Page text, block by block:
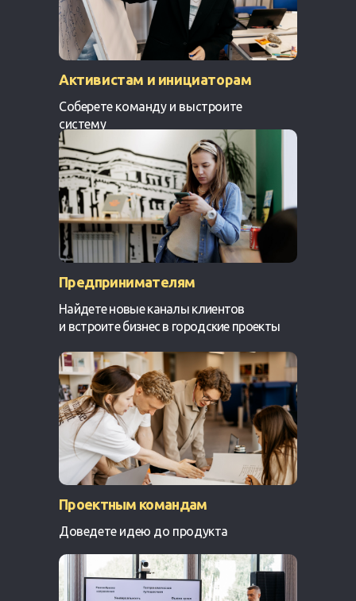
Найдете новые каналы клиентов
и встроите бизнес в городские проекты
Предпринимателям
Соберете команду и выстроите
систему
Активистам и инициаторам
Доведете идею до продукта
Проектным командам